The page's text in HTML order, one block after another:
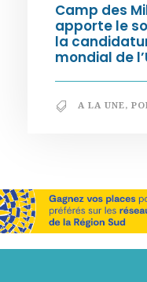
Camp des
apporte le
la
mondial de
A LA UNE,